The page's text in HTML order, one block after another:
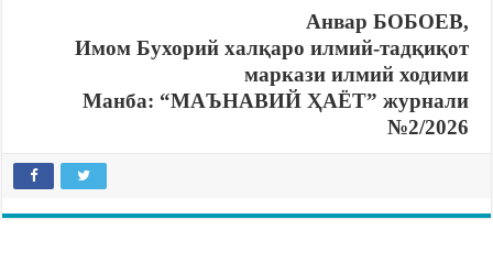
Анвар БОБОЕВ,
Имом Бухорий халқаро илмий-тадқиқот
маркази илмий ходими
Манба: “МАЪНАВИЙ ҲАЁТ” журнали
№2/2026